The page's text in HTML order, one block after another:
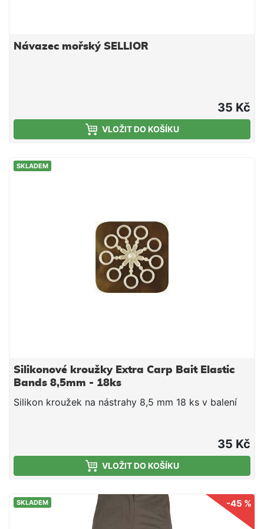
Návazec mořský SELLIOR
35 Kč
VLOŽIT DO KOŠÍKU
SKLADEM
Silikonové kroužky Extra Carp Bait Elastic
Bands 8,5mm - 18ks
Silikon kroužek na nástrahy 8,5 mm 18 ks v balení
35 Kč
VLOŽIT DO KOŠÍKU
SKLADEM -45 %